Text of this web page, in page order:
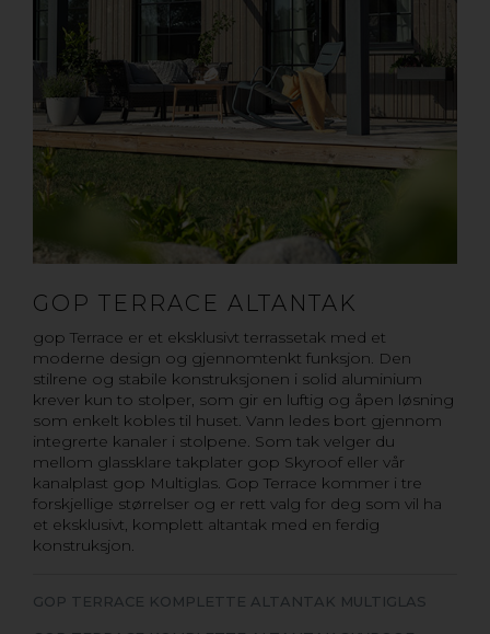
GOP TERRACE ALTANTAK
gop Terrace er et eksklusivt terrassetak med et
moderne design og gjennomtenkt funksjon. Den
stilrene og stabile konstruksjonen i solid aluminium
krever kun to stolper, som gir en luftig og åpen løsning
som enkelt kobles til huset. Vann ledes bort gjennom
integrerte kanaler i stolpene. Som tak velger du
mellom glassklare takplater gop Skyroof eller vår
kanalplast gop Multiglas. Gop Terrace kommer i tre
forskjellige størrelser og er rett valg for deg som vil ha
et eksklusivt, komplett altantak med en ferdig
konstruksjon.
GOP TERRACE KOMPLETTE ALTANTAK MULTIGLAS